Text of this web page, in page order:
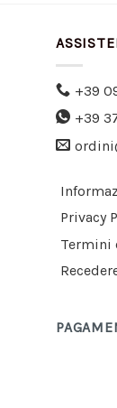
+39
+39
Privacy
Termini